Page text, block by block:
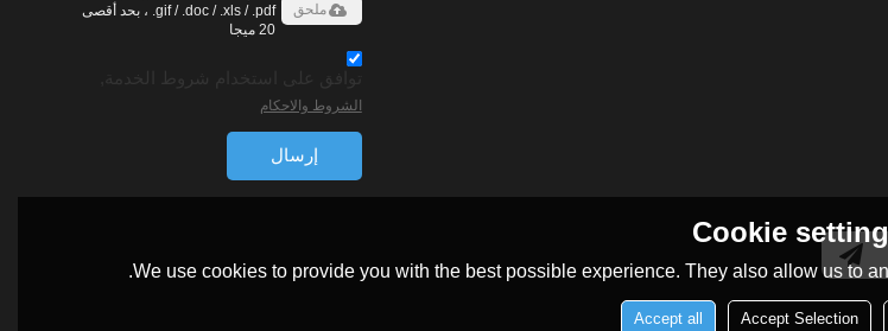
.gif / .doc / .xls / .pdf ، بحد أقصى
20 ميجا
ملحق
الشروط والاحكام
إرسال
Cookie
We use cookies to provide you with the best possible experience. They also allow us to
Accept Selection
Accept all